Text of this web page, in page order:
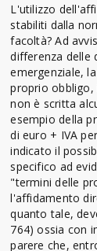
L'utilizzo
stabiliti dalla
facoltà? Ad
differenza delle
emergenziale,
proprio obbligo,
non è scritta
esempio della
di euro + IVA
indicato il
specifico ad
"termini delle
l'affidamento
quanto tale,
764) ossia con
parere che,